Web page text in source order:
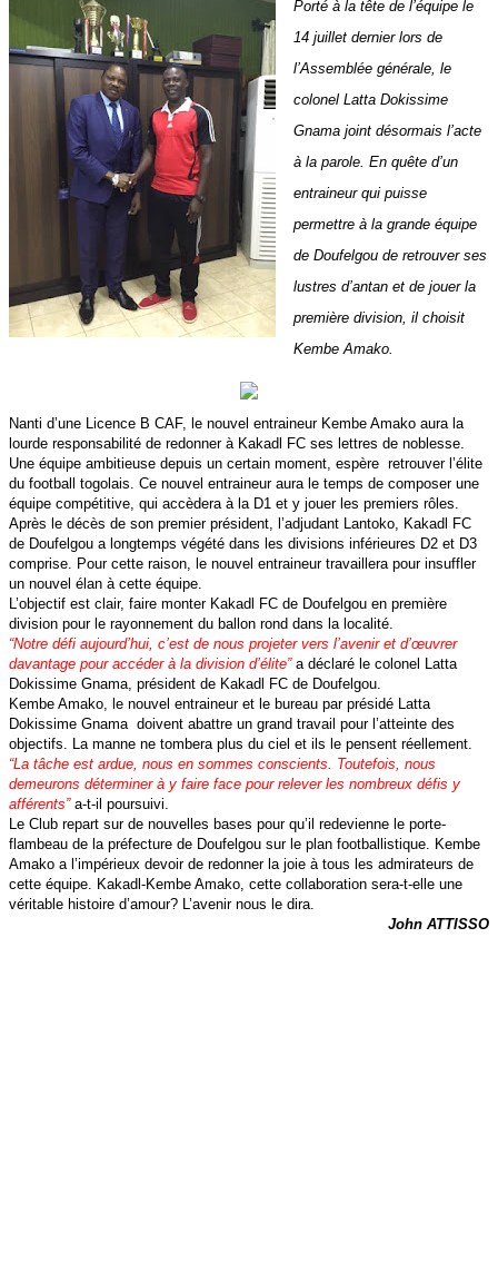
Porté à la tête de l’équipe le
14 juillet dernier lors de
l’Assemblée générale, le
colonel Latta Dokissime
Gnama joint désormais l’acte
à la parole. En quête d’un
entraineur qui puisse
permettre à la grande équipe
de Doufelgou de retrouver ses
lustres d’antan et de jouer la
première division, il choisit
Kembe Amako.
Nanti d’une Licence B CAF, le nouvel entraineur Kembe Amako aura la
lourde responsabilité de redonner à Kakadl FC ses lettres de noblesse.
Une équipe ambitieuse depuis un certain moment, espère retrouver l’élite
du football togolais. Ce nouvel entraineur aura le temps de composer une
équipe compétitive, qui accèdera à la D1 et y jouer les premiers rôles.
Après le décès de son premier président, l’adjudant Lantoko, Kakadl FC
de Doufelgou a longtemps végété dans les divisions inférieures D2 et D3
comprise. Pour cette raison, le nouvel entraineur travaillera pour insuffler
un nouvel élan à cette équipe.
L’objectif est clair, faire monter Kakadl FC de Doufelgou en première
division pour le rayonnement du ballon rond dans la localité.
“Notre défi aujourd’hui, c’est de nous projeter vers l’avenir et d’œuvrer
davantage pour accéder à la division d’élite” a déclaré le colonel Latta
Dokissime Gnama, président de Kakadl FC de Doufelgou.
Kembe Amako, le nouvel entraineur et le bureau par présidé Latta
Dokissime Gnama doivent abattre un grand travail pour l’atteinte des
objectifs. La manne ne tombera plus du ciel et ils le pensent réellement.
“La tâche est ardue, nous en sommes conscients. Toutefois, nous
demeurons déterminer à y faire face pour relever les nombreux défis y
afférents”a-t-il poursuivi.
Le Club repart sur de nouvelles bases pour qu’il redevienne le porte-
flambeau de la préfecture de Doufelgou sur le plan footballistique. Kembe
Amako a l’impérieux devoir de redonner la joie à tous les admirateurs de
cette équipe. Kakadl-Kembe Amako, cette collaboration sera-t-elle une
véritable histoire d’amour? L’avenir nous le dira.
John ATTISSO